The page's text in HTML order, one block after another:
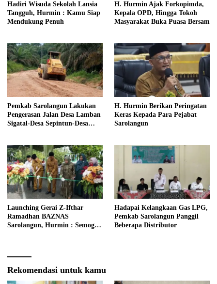
Hadiri Wisuda Sekolah Lansia
Tangguh, Hurmin : Kamu Siap
Mendukung Penuh
H. Hurmin Ajak Forkopimda,
Kepala OPD, Hingga Tokoh
Masyarakat Buka Puasa Bersam
Pemkab Sarolangun Lakukan
Pengerasan Jalan Desa Lamban
Sigatal-Desa Sepintun-Desa
H. Hurmin Berikan Peringatan
Keras Kepada Para Pejabat
Sarolangun
Launching Gerai Z-Ifthar
Ramadhan BAZNAS
Sarolangun, Hurmin : Semoga
Hadapai Kelangkaan Gas LPG,
Pemkab Sarolangun Panggil
Beberapa Distributor
Rekomendasi untuk kamu